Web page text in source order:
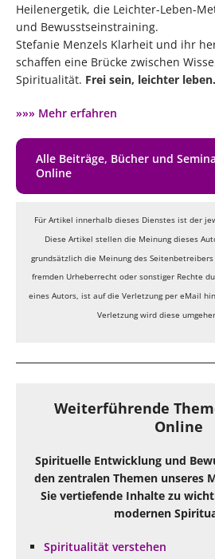
Heilenergetik, die Leichter-Leben-
und Bewusstseinstraining.
Stefanie Menzels Klarheit und ihr
schaffen eine Brücke zwischen
Spiritualität. Frei sein, leichter leben.
»»» Mehr erfahren
Alle Beiträge, Bücher und
Online
Für Artikel innerhalb dieses Dienstes ist der
Diese Artikel stellen die Meinung dieses
grundsätzlich die Meinung des
fremden Urheberrecht oder sonstiger Rechte
eines Autors, ist auf die Verletzung per eMail
Verletzung wird diese
Weiterführende
Online
Spirituelle Entwicklung und
den zentralen Themen unseres
Sie vertiefende Inhalte zu
modernen
Spiritualität verstehen